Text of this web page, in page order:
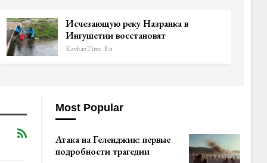
Исчезающую реку Назранка в
Ингушетии восстановят
KavkazTime.ru
Most Popular
Атака на Геленджик: первые
подробности трагедии